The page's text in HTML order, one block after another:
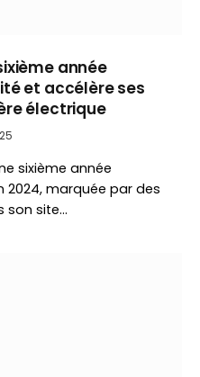
année
et accélère ses
électrique
sixième année
marquée par des
son site…